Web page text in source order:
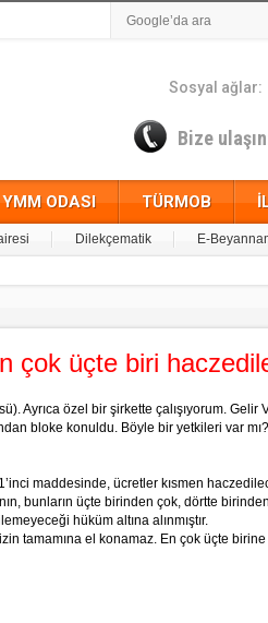
Sosyal ağlar:
Bize
ODASI TÜRMOB
Dilekçematik E-
çok üçte biri
Ayrıca özel bir şirkette çalışıyorum. Gelir
bloke konuldu. Böyle bir yetkileri var
maddesinde, ücretler kısmen
bunların üçte birinden çok, dörtte
hüküm altına alınmıştır.
tamamına el konamaz. En çok üçte